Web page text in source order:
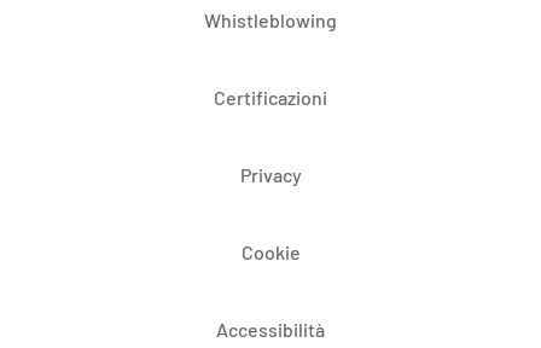
Whistleblowing
Certificazioni
Privacy
Cookie
Accessibilità